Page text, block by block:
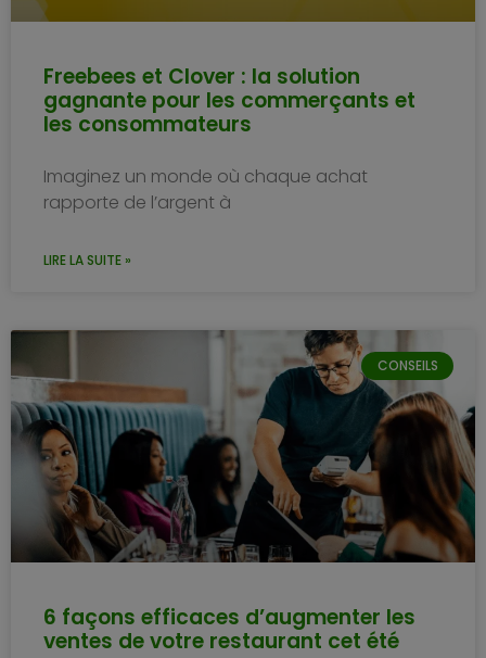
Freebees et Clover : la solution
gagnante pour les commerçants et
les consommateurs
Imaginez un monde où chaque achat
rapporte de l’argent à
LIRE LA SUITE »
CONSEILS
6 façons efficaces d’augmenter les
ventes de votre restaurant cet été